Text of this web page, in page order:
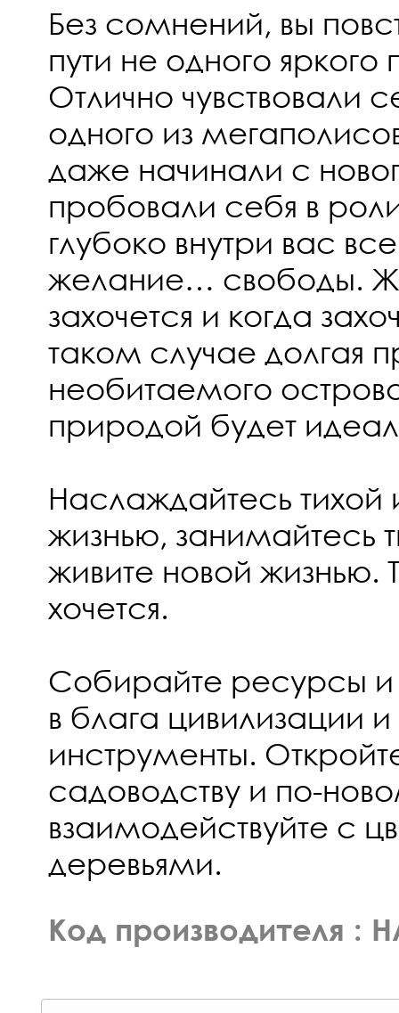
Без сомнений, вы
пути не одного
Отлично чувствовали
одного из
даже начинали с
пробовали себя в
глубоко внутри вас
желание… свободы.
захочется и когда
таком случае долгая
необитаемого
природой будет
Наслаждайтесь
жизнью, занимайтесь
живите новой жизнью.
хочется.
Собирайте ресурсы
в блага цивилизации
инструменты.
садоводству и по-
взаимодействуйте с
деревьями.
Код производителя :